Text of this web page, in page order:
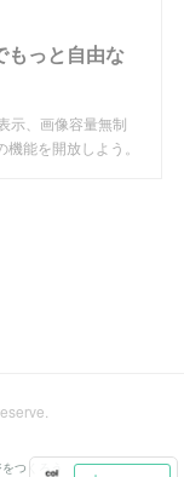
もっと自由な
示、画像容量無制
能を開放しよう。
つくろう